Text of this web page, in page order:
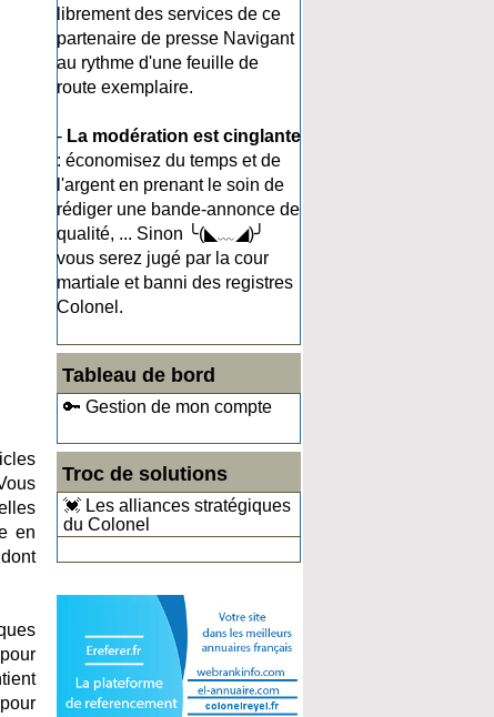
librement des services de ce
partenaire de presse Navigant
au rythme d'une feuille de
route exemplaire.
- La modération est cinglante
: économisez du temps et de
l'argent en prenant le soin de
rédiger une bande-annonce de
qualité, ... Sinon ╰(◣﹏◢)╯
vous serez jugé par la cour
martiale et banni des registres
Colonel.
Tableau de bord
🔑 Gestion de mon compte
Troc de solutions
💓 Les alliances stratégiques
du Colonel
en